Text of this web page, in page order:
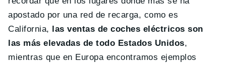
apostado por una red de recarga, como es
California,
las ventas de coches eléctricos son
las más elevadas de todo Estados Unidos,
mientras que en Europa encontramos ejemplos